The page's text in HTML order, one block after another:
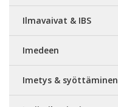
Ilmavaivat & IBS
Imedeen
Imetys & syöttäminen